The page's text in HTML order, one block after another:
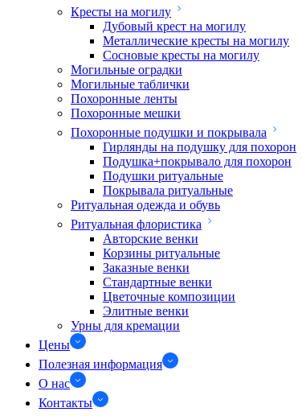
Кресты на могилу
Дубовый крест на могилу
Металлические кресты на могилу
Сосновые кресты на могилу
Могильные оградки
Могильные таблички
Похоронные ленты
Похоронные мешки
Похоронные подушки и покрывала
Гирлянды на подушку для похорон
Подушка+покрывало для похорон
Подушки ритуальные
Покрывала ритуальные
Ритуальная одежда и обувь
Ритуальная флористика
Авторские венки
Корзины ритуальные
Заказные венки
Стандартные венки
Цветочные композиции
Элитные венки
Урны для кремации
Цены
Полезная информация
О нас
Контакты